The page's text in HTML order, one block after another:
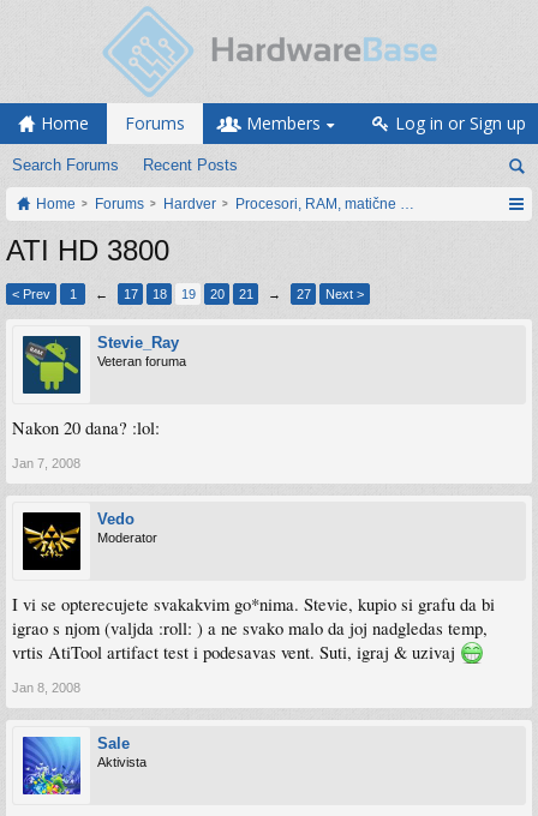
Home Forums
Search Forums Recent Posts
Members Log in or Sign up
Home Forums Hardver Procesori, RAM, matične ploče i grafičke
ATI HD 3800
< Prev 1 ← 17 18 19 20 21 → 27 Next >
Stevie_Ray
Veteran foruma
Nakon 20 dana? :lol:
Jan 7, 2008
Vedo
Moderator
I vi se opterecujete svakakvim go*nima. Stevie, kupio si grafu da bi
igrao s njom (valjda :roll: ) a ne svako malo da joj nadgledas temp,
vrtis AtiTool artifact test i podesavas vent. Suti, igraj & uzivaj
Jan 8, 2008
Sale
Aktivista